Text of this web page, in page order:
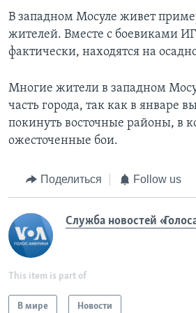
В западном Мосуле живет
жителей. Вместе с боевиками
фактически, находятся на
Многие жители в западном
часть города, так как в январе
покинуть восточные районы, в
ожесточенные бои.
Поделиться Follow us
Служба новостей
This item is part of
В мире Новости